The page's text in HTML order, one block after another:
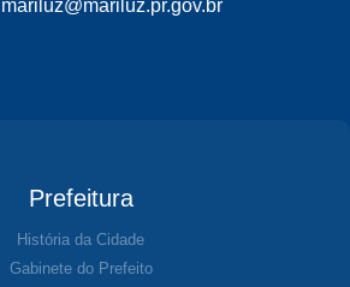
mariluz@mariluz.pr.gov.br
Prefeitura
História da Cidade
Gabinete do Prefeito